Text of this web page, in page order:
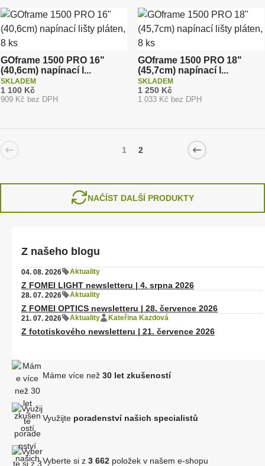
Máme více než 30 let zkušeností
Využijte poradenství našich specialistů
Vyberte si z 3 662 položek v našem e-shopu
GOframe 1500 PRO 16"
(40,6cm) napínací l...
1 100 Kč
909 Kč bez DPH
SKLADEM
GOframe 1500 PRO 18"
(45,7cm) napínací l...
1 250 Kč
1 033 Kč bez DPH
SKLADEM
NAČÍST DALŠÍ PRODUKTY
1 2
Z našeho blogu
04. 08. 2026 Aktuality
Z FOMEI LIGHT newsletteru | 4. srpna 2026
28. 07. 2026 Aktuality
Z FOMEI OPTICS newsletteru | 28. července 2026
21. 07. 2026 Aktuality Kateřina Kazdová
Z fototiskového newsletteru | 21. července 2026